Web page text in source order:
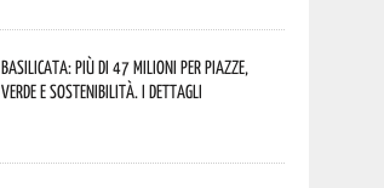
Basilicata: più di 47 milioni per piazze,
verde e sostenibilità. I dettagli